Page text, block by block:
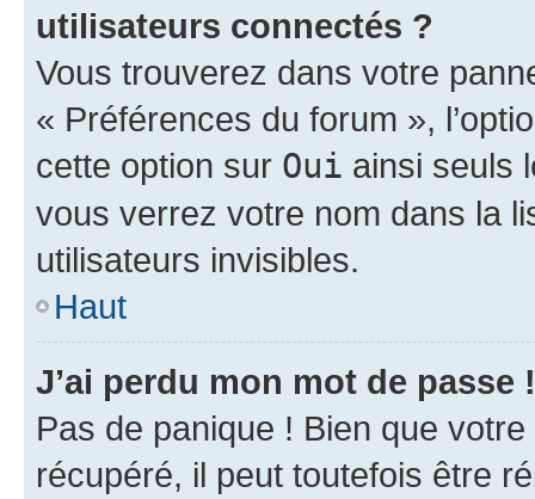
utilisateurs connectés ?
Vous trouverez dans votre
« Préférences du forum »,
cette option sur Oui ainsi seuls
vous verrez votre nom dans la
utilisateurs invisibles.
Haut
J’ai perdu mon mot de passe !
Pas de panique ! Bien que
récupéré, il peut toutefois être